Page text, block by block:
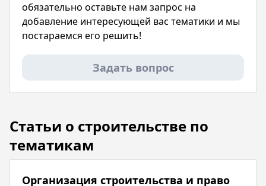
обязательно оставьте нам запрос на
добавление интересующей вас тематики и мы
постараемся его решить!
Задать вопрос
Статьи о строительстве по
тематикам
Организация строительства и право